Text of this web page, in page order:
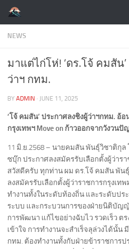
Skip to content
NEWS
มาแต่ไก่โห่! ‘ดร.โจ้ คมสัน
ว่าฯ กทม.
BY ADMIN · JUNE 11, 2025
‘โจ้ คมสัน’ ประกาศลงชิงผู้ว่าฯกทม. อ้
กรุงเทพฯ Move on ก้าวออกจากวังวนปั
11 มิ.ย.2568 – นายคมสัน พันธุ์วิชาติกุ
ซบุ๊ก ประกาศลงสมัครรับเลือกตั้งผู้ว่าร
สวัสดีครับ ทุกท่าน ผม ดร.โจ้ คมสัน พัน
ลงสมัครรับเลือกตั้งผู้ว่าราชการกรุงเท
ทำงานทั้งในระดับท้องถิ่น และระดับปร
ระบบ และกระบวนการของฝ่ายนิติบัญ
การพัฒนา แก้ไขอย่างฉับไว รวดเร็ว ต
เข้าใจ การทำงานจะสำเร็จลุล่วงได้นั้น
กทม. ต้องทำงานทั้งกับฝ่ายข้าราชการป